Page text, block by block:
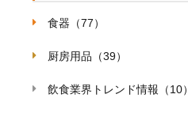
食器（77）
厨房用品（39）
飲食業界トレンド情報（10）